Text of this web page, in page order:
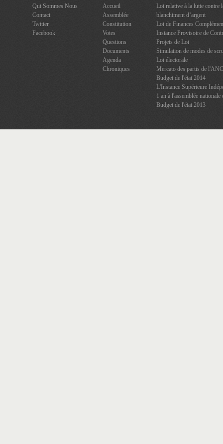
Qui Sommes Nous
Contact
Twitter
Facebook
Accueil
Assemblée
Constitution
Votes
Questions
Documents
Agenda
Chroniques
Loi relative à la lutte contre
blanchiment d’argent
Loi de Finances
Instance Provisoire de
Projets de Loi
Simulation de modes de
Loi électorale
Mercato des partis de l'ANC
Budget de l'état 2014
L'Instance Supérieure
1 an à l'assemblée nationale
Budget de l'état 2013